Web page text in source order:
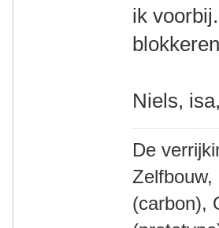
ik
Niels,
De
(carbon),